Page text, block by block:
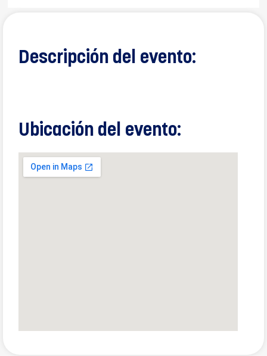
Descripción del evento:
Ubicación del evento: